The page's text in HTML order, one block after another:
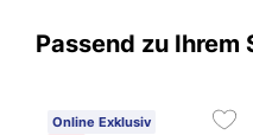
Passend zu Ihrem
Online Exklusiv